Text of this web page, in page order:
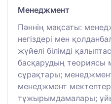
Менеджмент
Пәннің мақсаты:
негіздері мен
жүйелі білімді
басқарудың теориясы
сұрақтары;
менеджмент
тұжырымдамалары;